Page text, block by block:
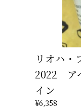
リオハ
2022 ア
イン
¥6,358